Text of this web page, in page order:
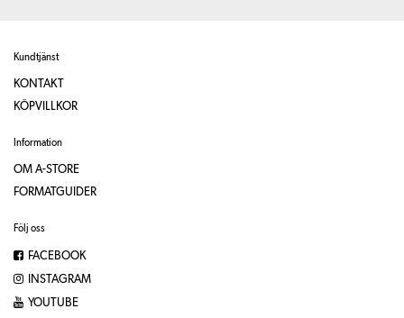
Kundtjänst
KONTAKT
KÖPVILLKOR
Information
OM A-STORE
FORMATGUIDER
Följ oss
FACEBOOK
INSTAGRAM
YOUTUBE